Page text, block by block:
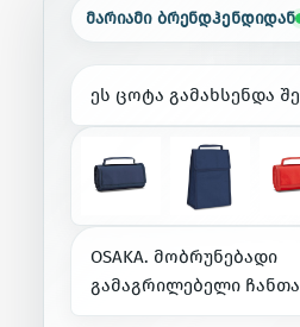
მარიამი ბრენდჰენდიდან
ეს ცოტა გამახსენდა შე
OSAKA. მობრუნებადი
გამაგრილებელი ჩანთა